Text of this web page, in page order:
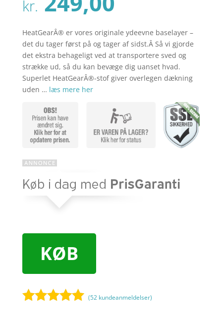
var:
kr.
kr.
pris
er:
kr.
HeatGearÂ® er vores originale ydeevne baselayer –
det du tager først på og tager af sidst.Â Så vi gjorde
det ekstra behageligt ved at transportere sved og
strække ud, så du kan bevæge dig uanset hvad.
Superlet HeatGearÂ®-stof giver overlegen dækning
uden … læs mere her
KØB
(52 kundeanmeldelser)